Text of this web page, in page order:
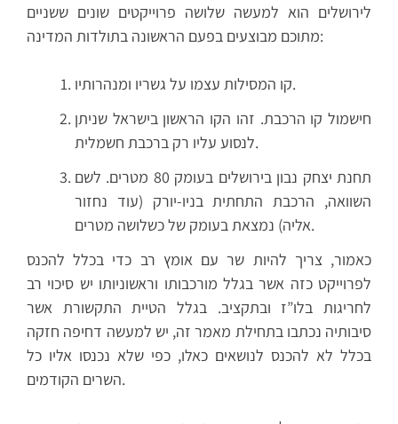
לירושלים הוא למעשה שלושה פרוייקטים שונים ששניים
מתוכם מבוצעים בפעם הראשונה בתולדות המדינה:
קו המסילות עצמו על גשריו ומנהרותיו.
חישמול קו הרכבת. זהו הקו הראשון בישראל שניתן
לנסוע עליו רק ברכבת חשמלית.
תחנת יצחק נבון בירושלים בעומק 80 מטרים. לשם
השוואה, הרכבת התחתית בניו-יורק (עוד נחזור
אליה) נמצאת בעומק של כשלושה מטרים.
כאמור, צריך להיות שר עם אומץ רב כדי בכלל להכנס
לפרוייקט כזה אשר בגלל מורכבותו וראשוניותו יש סיכוי רב
לחריגות בלו”ז ובתקציב. בגלל הטיית התקשורת אשר
סיבותיה נכתבו בתחילת מאמר זה, יש למעשה דחיפה חזקה
בכלל לא להכנס לנושאים כאלו, כפי שלא נכנסו אליו כל
השרים הקודמים.